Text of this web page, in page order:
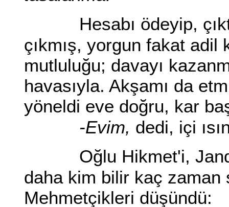
Hesabı ödeyip,
çıkmış, yorgun fakat adil
mutluluğu; davayı
havasıyla. Akşamı da
yöneldi eve doğru, kar
-Evim, dedi, içi
Oğlu Hikmet'i,
daha kim bilir kaç zaman
Mehmetçikleri düşündü: